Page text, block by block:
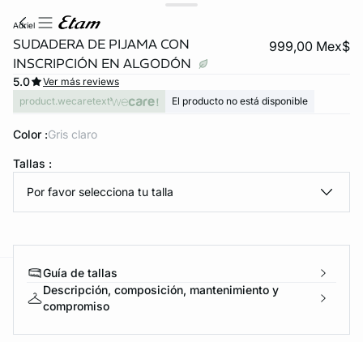
DE PANTIES
ahora
adriel
SUDADERA DE PIJAMA CON
INSCRIPCIÓN EN ALGODÓN
999,00 Mex$
5.0
Ver más reviews
product.wecaretext
El producto no está disponible
Color : gris claro
Tallas :
Por favor selecciona tu talla
Guía de tallas
Descripción, composición, mantenimiento y
compromiso